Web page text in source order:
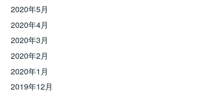
2020年5月
2020年4月
2020年3月
2020年2月
2020年1月
2019年12月